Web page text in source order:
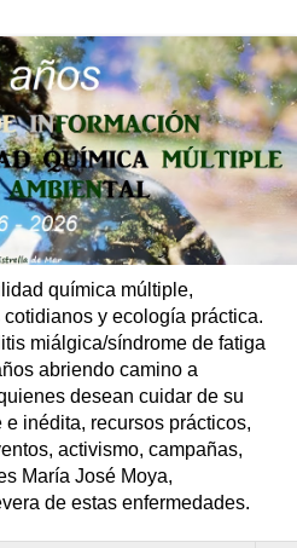
química múltiple,
y ecología práctica.
miálgica/síndrome de fatiga
abriendo camino a
desean cuidar de su
inédita, recursos prácticos,
activismo, campañas,
María José Moya,
de estas enfermedades.